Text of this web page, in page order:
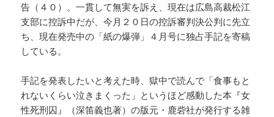
告（４０）。一貫して無実を訴え、現在は広島高裁松江
支部に控訴中だが、今月２０日の控訴審判決公判に先立
ち、現在発売中の「紙の爆弾」４月号に独占手記を寄稿
している。
手記を発表したいと考えた時、獄中で読んで「食事もと
れないくらい泣きまくった」というほど感動した本『女
性死刑囚』（深笛義也著）の版元・鹿砦社が発行する雑